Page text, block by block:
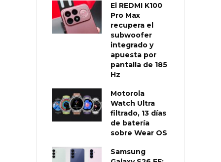
El REDMI K100
Pro Max
recupera el
subwoofer
integrado y
apuesta por
pantalla de 185
Hz
Motorola
Watch Ultra
filtrado, 13 días
de batería
sobre Wear OS
Samsung